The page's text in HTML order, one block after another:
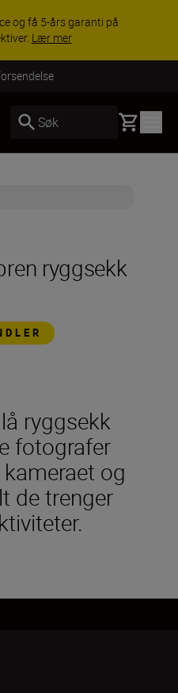
og få 5-års garanti på
Lær mer
Søk Basket
ryggsekk
ryggsekk
fotografer
og
de trenger